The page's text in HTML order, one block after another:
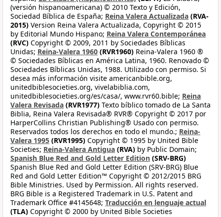
(versión hispanoamericana) © 2010 Texto y Edición,
Sociedad Bíblica de España; Reina Valera Actualizada (RVA-
2015) Version Reina Valera Actualizada, Copyright © 2015
by Editorial Mundo Hispano; Reina Valera Contemporánea
(RVC) Copyright © 2009, 2011 by Sociedades Bíblicas
Unidas; Reina-Valera 1960 (RVR1960) Reina-Valera 1960 ®
© Sociedades Bíblicas en América Latina, 1960. Renovado ©
Sociedades Bíblicas Unidas, 1988. Utilizado con permiso. Si
desea más información visite americanbible.org,
unitedbiblesocieties.org, vivelabiblia.com,
unitedbiblesocieties.org/es/casa/, www.rvr60.bible; Reina
Valera Revisada (RVR1977) Texto bíblico tomado de La Santa
Biblia, Reina Valera Revisada® RVR® Copyright © 2017 por
HarperCollins Christian Publishing® Usado con permiso.
Reservados todos los derechos en todo el mundo.; Reina-
Valera 1995 (RVR1995) Copyright © 1995 by United Bible
Societies; Reina-Valera Antigua (RVA) by Public Domain;
Spanish Blue Red and Gold Letter Edition (SRV-BRG)
Spanish Blue Red and Gold Letter Edition (SRV-BRG) Blue
Red and Gold Letter Edition™ Copyright © 2012/2015 BRG
Bible Ministries. Used by Permission. All rights reserved.
BRG Bible is a Registered Trademark in U.S. Patent and
Trademark Office #4145648; Traducción en lenguaje actual
(TLA) Copyright © 2000 by United Bible Societies